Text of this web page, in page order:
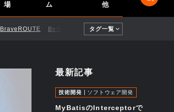
場
ム
他
BraveROUTE BvリモートID CI／CD
タグ一覧
最新記事
技術開発 ソフトウェア開発
MyBatisのInterceptorで